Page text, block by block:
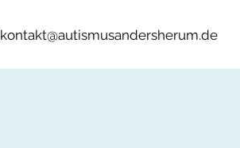
kontakt@autismusandersherum.de